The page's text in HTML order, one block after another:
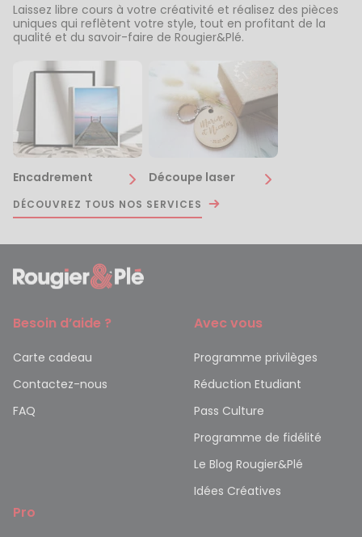
Laissez libre cours à votre créativité et réalisez des pièces
uniques qui reflètent votre style, tout en profitant de la
qualité et du savoir-faire de Rougier&Plé.
Encadrement Découpe laser
DÉCOUVREZ TOUS NOS SERVICES
Besoin d’aide ?
Carte cadeau
Contactez-nous
FAQ
Avec vous
Programme privilèges
Réduction Etudiant
Pass Culture
Programme de fidélité
Le Blog Rougier&Plé
Idées Créatives
Pro